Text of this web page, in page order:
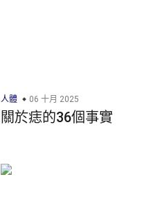
人體 06 十月 2025
關於痣的36個事實